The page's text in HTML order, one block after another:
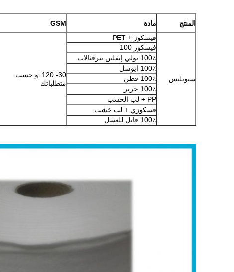
المنتج مادة GSM
سبونليس
فيسكوز + PET
30- 120 او حسب
متطلباتك
فيسكوز 100
100٪ بولي إيثيلين تيرفثالات
100٪ ايوسل
100٪ قطن
100٪ حرير
PP + لب الخشب
فسكوزي + لب خشب
100٪ قابل للغسل